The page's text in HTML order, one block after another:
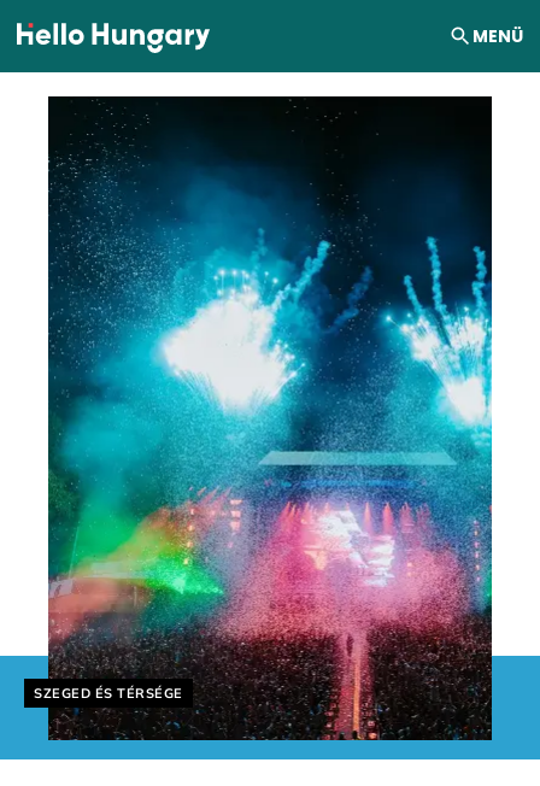
Ugrás a tartalomhoz MENÜ
Helyszín címkék:
SZEGED ÉS TÉRSÉGE